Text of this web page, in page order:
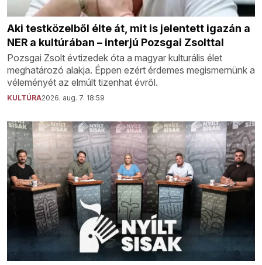
Aki testközelből élte át, mit is jelentett igazán a
NER a kultúrában – interjú Pozsgai Zsolttal
Pozsgai Zsolt évtizedek óta a magyar kulturális élet
meghatározó alakja. Éppen ezért érdemes megismernünk a
véleményét az elmúlt tizenhat évről.
KULTÚRA2026. aug. 7. 18:59